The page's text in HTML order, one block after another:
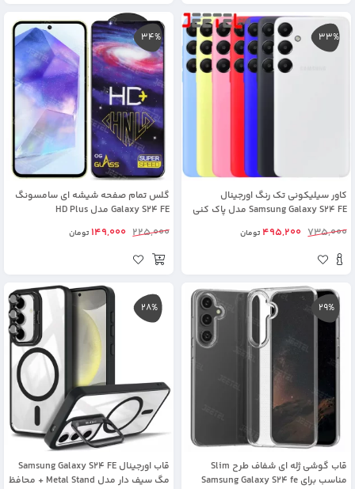
33%
کاور سیلیکونی تک رنگ اورجینال
Samsung Galaxy S24 FE مدل پاک کنی
735,000
495,200تومان
34%
گلس تمام صفحه شیشه ای سامسونگ
Galaxy S24 FE مدل HD Plus
225,000
149,000تومان
29%
قاب گوشی ژله ای شفاف طرح Slim
مناسب برای Samsung Galaxy S24 fe
28%
قاب اورجینال Samsung Galaxy S24 FE
مگ سیف دار مدل Metal Stand + محافظ